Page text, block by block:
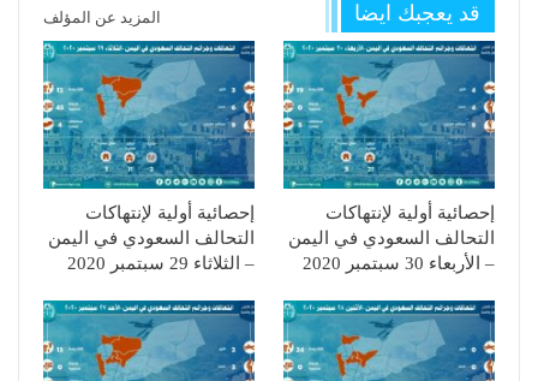
قد يعجبك ايضا المزيد عن المؤلف
إحصائية أولية لإنتهاكات
التحالف السعودي في اليمن
– الأربعاء 30 سبتمبر 2020
إحصائية أولية لإنتهاكات
التحالف السعودي في اليمن
– الثلاثاء 29 سبتمبر 2020